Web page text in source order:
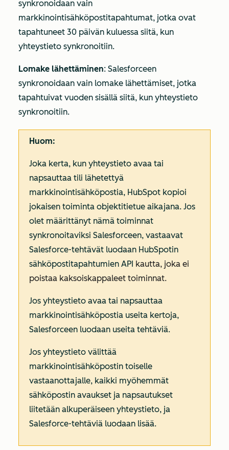
synkronoidaan vain
markkinointisähköpostitapahtumat, jotka ovat
tapahtuneet 30 päivän kuluessa siitä, kun
yhteystieto synkronoitiin.
Lomake lähettäminen: Salesforceen
synkronoidaan vain lomake lähettämiset, jotka
tapahtuivat vuoden sisällä siitä, kun yhteystieto
synkronoitiin.
Huom:
Joka kerta, kun yhteystieto avaa tai
napsauttaa tili lähetettyä
markkinointisähköpostia, HubSpot kopioi
jokaisen toiminta objektitietue aikajana. Jos
olet määrittänyt nämä toiminnat
synkronoitaviksi Salesforceen, vastaavat
Salesforce-tehtävät luodaan HubSpotin
sähköpostitapahtumien API kautta, joka ei
poistaa kaksoiskappaleet toiminnat.
Jos yhteystieto avaa tai napsauttaa
markkinointisähköpostia useita kertoja,
Salesforceen luodaan useita tehtäviä.
Jos yhteystieto välittää
markkinointisähköpostin toiselle
vastaanottajalle, kaikki myöhemmät
sähköpostin avaukset ja napsautukset
liitetään alkuperäiseen yhteystieto, ja
Salesforce-tehtäviä luodaan lisää.